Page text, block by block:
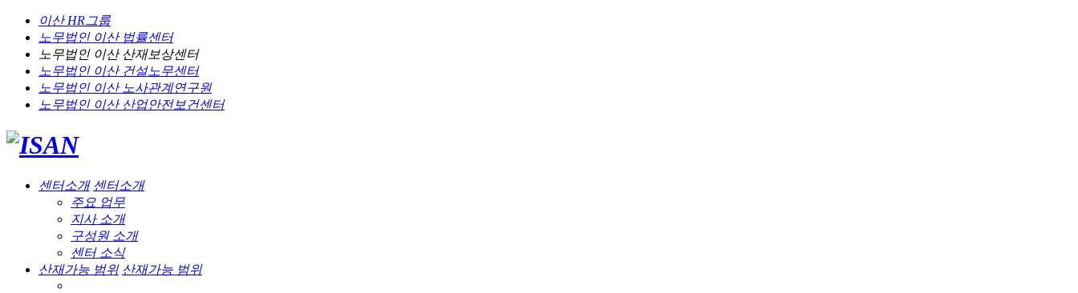
이산 HR그룹
노무법인 이산법률센터
노무법인 이산산재보상센터
노무법인 이산건설노무센터
노무법인 이산노사관계연구원
노무법인 이산산업안전보건센터
센터소개 센터소개
주요 업무
지사 소개
구성원 소개
센터 소식
산재가능 범위 산재가능 범위